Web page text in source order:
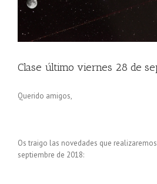
Clase último viernes 28 de
Querido amigos,
Os traigo las novedades que
septiembre de 2018: